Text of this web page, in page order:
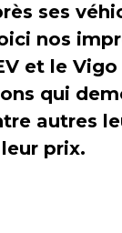
ses
nos
et le Vigo
qui
autres
prix.